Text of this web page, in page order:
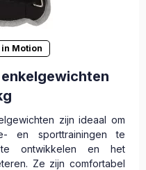
in Motion
zijn ideaal om
en sporttrainingen te
ontwikkelen en het
Ze zijn comfortabel